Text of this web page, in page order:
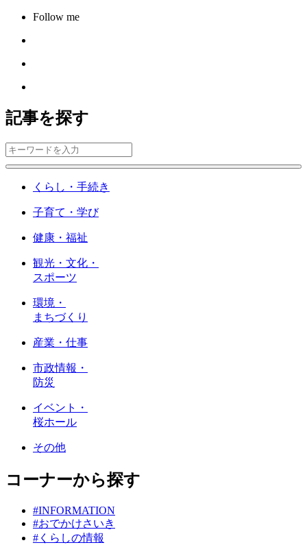
Follow me
記事を探す
くらし・手続き
子育て・学び
健康・福祉
観光・文化・
スポーツ
環境・
まちづくり
産業・仕事
市政情報・
防災
イベント・
桜ホール
その他
コーナーから探す
#INFORMATION
#おでかけさいき
#くらしの情報